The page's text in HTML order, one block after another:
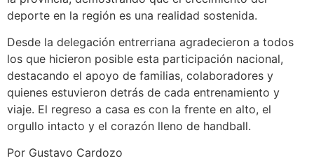
deporte en la región es una realidad sostenida.
Desde la delegación entrerriana agradecieron a todos
los que hicieron posible esta participación nacional,
destacando el apoyo de familias, colaboradores y
quienes estuvieron detrás de cada entrenamiento y
viaje. El regreso a casa es con la frente en alto, el
orgullo intacto y el corazón lleno de handball.
Por Gustavo Cardozo